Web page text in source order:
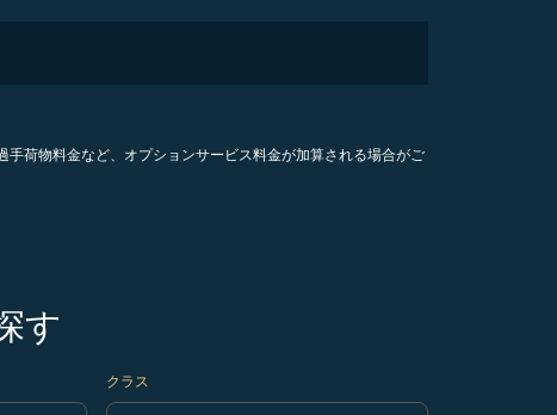
荷物料金など、オプションサービス料金が加算される場合がご
す
クラス